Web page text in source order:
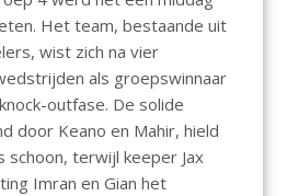
Het team, bestaande uit
wist zich na vier
als groepswinnaar
outfase. De solide
door Keano en Mahir, hield
terwijl keeper Jax
Imran en Gian het